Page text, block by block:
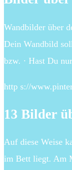
Wandbilder über
Dein Wandbild
bzw. · Hast Du
http s://
13 Bilder
Auf diese Weise
im Bett liegt. Am